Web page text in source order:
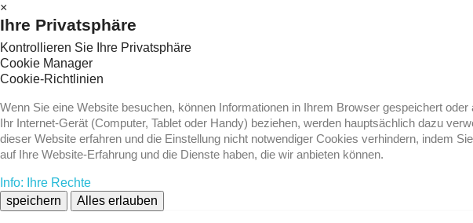
×
Ihre Privatsphäre
Kontrollieren Sie Ihre Privatsphäre
Cookie Manager
Cookie-Richtlinien
Wenn Sie eine Website besuchen, können Informationen in Ihrem Browser gespeichert
Ihr Internet-Gerät (Computer, Tablet oder Handy) beziehen, werden hauptsächlich dazu
dieser Website erfahren und die Einstellung nicht notwendiger Cookies verhindern, indem
auf Ihre Website-Erfahrung und die Dienste haben, die wir anbieten können.
Info: Ihre Rechte
speichern
Alles erlauben